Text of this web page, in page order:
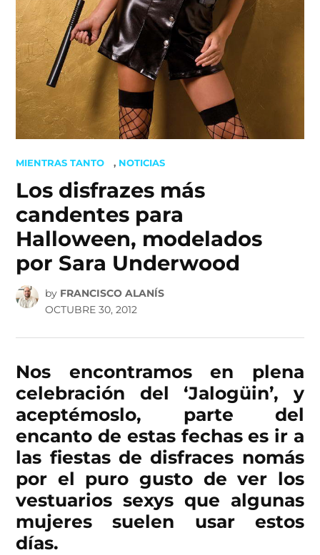
POSTED
MIENTRAS TANTO , NOTICIAS
Los disfrazes más
candentes para
Halloween, modelados
por Sara Underwood
by FRANCISCO ALANÍS
OCTUBRE 30, 2012
Nos encontramos en plena
celebración del ‘Jalogüin’, y
aceptémoslo, parte del
encanto de estas fechas es ir a
las fiestas de disfraces nomás
por el puro gusto de ver los
vestuarios sexys que algunas
mujeres suelen usar estos
días.